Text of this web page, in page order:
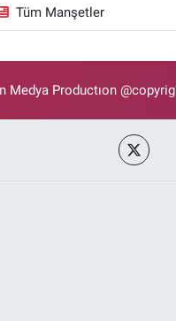
Tüm Manşetler
Medya Productıon